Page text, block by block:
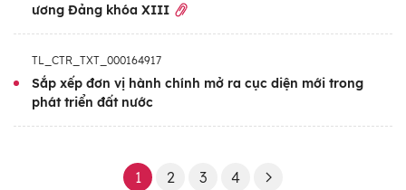
ương Đảng khóa XIII
TL_CTR_TXT_000164917
Sắp xếp đơn vị hành chính mở ra cục diện mới trong
phát triển đất nước
1 2 3 4